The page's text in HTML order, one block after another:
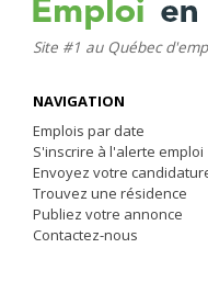
Site #1 au Québec
NAVIGATION
Emplois par date
S'inscrire à l'alerte emploi
Envoyez votre
Trouvez une résidence
Publiez votre annonce
Contactez-nous